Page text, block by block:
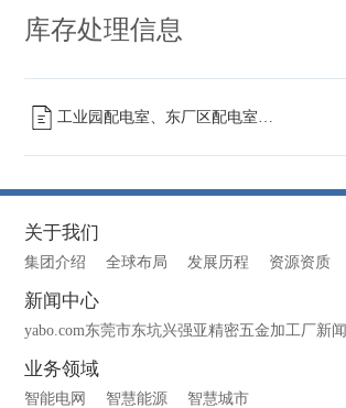
库存处理信息
工业园配电室、东厂区配电室高压柜转让
关于我们
集团介绍 全球布局 发展历程 资源资质
新闻中心
yabo.com东莞市东坑兴强亚精密五金加工厂新闻
业务领域
智能电网 智慧能源 智慧城市